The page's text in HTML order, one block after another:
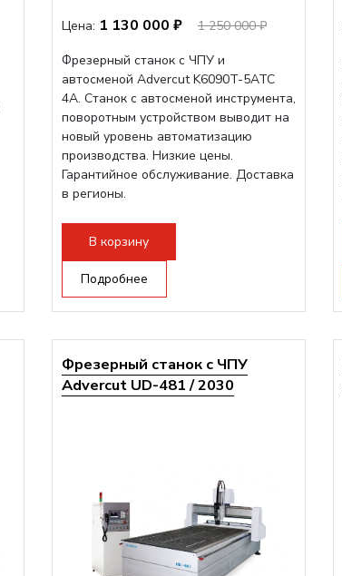
Цена: 1 130 000 ₽
1 250 000 ₽
Фрезерный станок с ЧПУ и
автосменой Advercut K6090T-5ATC
4A. Станок с автосменой инструмента,
поворотным устройством выводит на
новый уровень автоматизацию
производства. Низкие цены.
Гарантийное обслуживание. Доставка
в регионы.
В корзину
Подробнее
Фрезерный станок с ЧПУ
Advercut UD-481 / 2030